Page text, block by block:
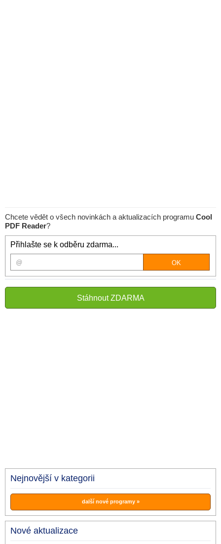
Chcete vědět o všech novinkách a aktualizacích programu Cool
PDF Reader?
Přihlašte se k odběru zdarma...
Stáhnout ZDARMA
Nejnovější v kategorii
další nové programy »
Nové aktualizace